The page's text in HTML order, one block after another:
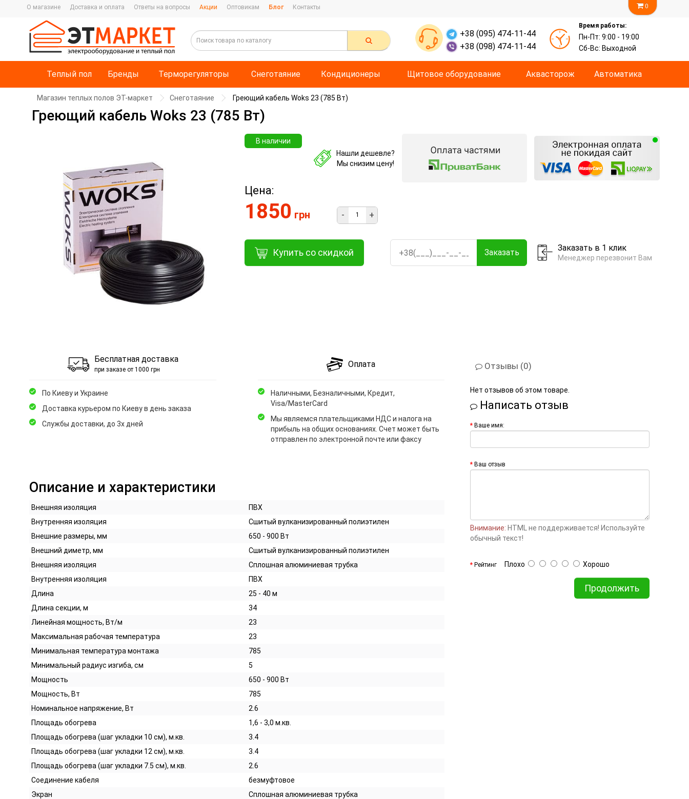
0
О магазине Доставка и оплата Ответы на вопросы Акции Оптовикам Блог Контакты
+38 (095) 474-11-44
+38 (098) 474-11-44
Время работы:
Пн-Пт: 9:00 - 19:00
Сб-Вс: Выходной
Теплый пол Бренды Терморегуляторы Снеготаяние Кондиционеры Щитовое оборудование Аквасторож Автоматика
Магазин теплых полов ЭТ-маркет Снеготаяние Греющий кабель Woks 23 (785 Вт)
Греющий кабель Woks 23 (785 Вт)
В наличии
Нашли дешевле?
Мы снизим цену!
Цена:
1850 грн - +
Купить со скидкой Заказать в 1 клик
Менеджер перезвонит Вам
Заказать
Бесплатная доставка
при заказе от 1000 грн
По Киеву и Украине
Доставка курьером по Киеву в день заказа
Службы доставки, до 3х дней
Оплата
Наличными, Безналичными, Кредит,
Visa/MasterCard
Мы являемся плательщиками НДС и налога на
прибыль на общих основаниях. Счет может быть
отправлен по электронной почте или факсу
Описание и характеристики
Внешняя изоляция
ПВХ
Внутренняя изоляция
Сшитый вулканизированный полиэтилен
Внешние размеры, мм
650 - 900 Вт
Внешний диметр, мм
Сшитый вулканизированный полиэтилен
Внешняя изоляция
Сплошная алюминиевая трубка
Внутренняя изоляция
ПВХ
Длина
25 - 40 м
Длина секции, м
34
Линейная мощность, Вт/м
23
Максимальная рабочая температура
23
Минимальная температура монтажа
785
Минимальный радиус изгиба, см
5
Мощность
650 - 900 Вт
Мощность, Вт
785
Номинальное напряжение, Вт
2.6
Площадь обогрева
1,6 - 3,0 м.кв.
Площадь обогрева (шаг укладки 10 см), м.кв.
3.4
Площадь обогрева (шаг укладки 12 см), м.кв.
3.4
Площадь обогрева (шаг укладки 7.5 см), м.кв.
2.6
Соединение кабеля
безмуфтовое
Экран
Сплошная алюминиевая трубка
Отзывы (0)
Нет отзывов об этом товаре.
Написать отзыв
Ваше имя:
Ваш отзыв
Внимание: HTML не поддерживается! Используйте
обычный текст!
Рейтинг Плохо Хорошо
Продолжить